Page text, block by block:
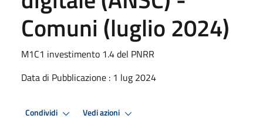
Comuni (luglio 2024)
M1C1 investimento 1.4 del PNRR
Data di Pubblicazione : 1 lug 2024
Condividi Vedi azioni